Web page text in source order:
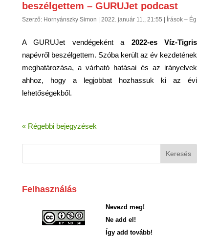
beszélgettem – GURUJet podcast
Szerző: Hornyánszky Simon 2022. január 11., 21:55 Írások – Ég
A GURUJet vendégeként a 2022-es Víz-Tigris
napévről beszélgettem. Szóba került az év kezdetének
meghatározása, a várható hatásai és az irányelvek
ahhoz, hogy a legjobbat hozhassuk ki az évi
lehetőségekből.
« Régebbi bejegyzések
Felhasználás
Nevezd meg!
Ne add el!
Így add tovább!